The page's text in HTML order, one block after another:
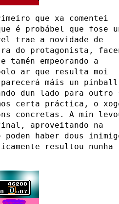
que xa comentei
é probábel que fose
trae a novidade de
do protagonista,
tamén empeorando a
ar que resulta moi
parecerá máis un
dun lado para outro
certa práctica, o
concretas. A min
aproveitando na
haber dous
resultou nunha